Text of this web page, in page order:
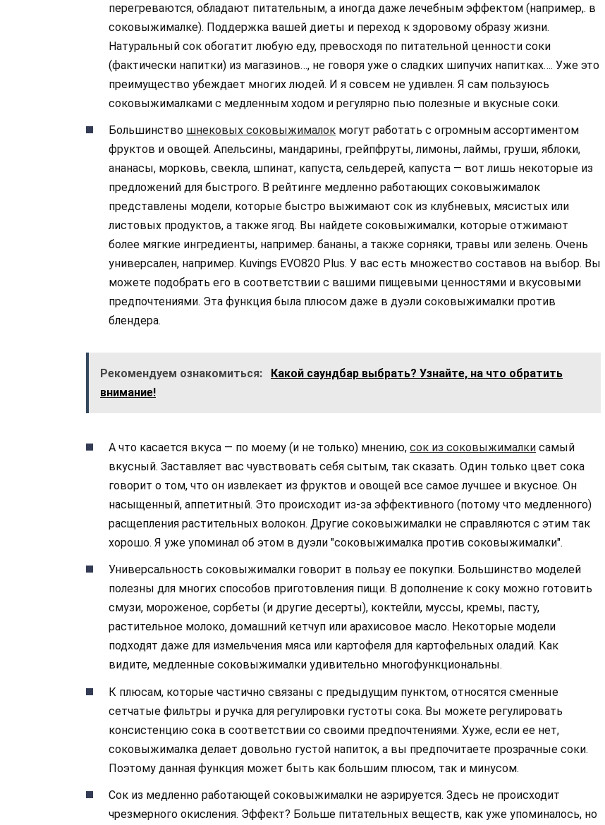
перегреваются, обладают питательным, а иногда даже лечебным эффектом (например,. в
соковыжималке). Поддержка вашей диеты и переход к здоровому образу жизни.
Натуральный сок обогатит любую еду, превосходя по питательной ценности соки
(фактически напитки) из магазинов…, не говоря уже о сладких шипучих напитках…. Уже это
преимущество убеждает многих людей. И я совсем не удивлен. Я сам пользуюсь
соковыжималками с медленным ходом и регулярно пью полезные и вкусные соки.
Большинство шнековых соковыжималок могут работать с огромным ассортиментом
фруктов и овощей. Апельсины, мандарины, грейпфруты, лимоны, лаймы, груши, яблоки,
ананасы, морковь, свекла, шпинат, капуста, сельдерей, капуста — вот лишь некоторые из
предложений для быстрого. В рейтинге медленно работающих соковыжималок
представлены модели, которые быстро выжимают сок из клубневых, мясистых или
листовых продуктов, а также ягод. Вы найдете соковыжималки, которые отжимают
более мягкие ингредиенты, например. бананы, а также сорняки, травы или зелень. Очень
универсален, например. Kuvings EVO820 Plus. У вас есть множество составов на выбор. Вы
можете подобрать его в соответствии с вашими пищевыми ценностями и вкусовыми
предпочтениями. Эта функция была плюсом даже в дуэли соковыжималки против
блендера.
Рекомендуем ознакомиться:
Какой саундбар выбрать? Узнайте, на что обратить
внимание!
А что касается вкуса — по моему (и не только) мнению, сок из соковыжималки самый
вкусный. Заставляет вас чувствовать себя сытым, так сказать. Один только цвет сока
говорит о том, что он извлекает из фруктов и овощей все самое лучшее и вкусное. Он
насыщенный, аппетитный. Это происходит из-за эффективного (потому что медленного)
расщепления растительных волокон. Другие соковыжималки не справляются с этим так
хорошо. Я уже упоминал об этом в дуэли "соковыжималка против соковыжималки".
Универсальность соковыжималки говорит в пользу ее покупки. Большинство моделей
полезны для многих способов приготовления пищи. В дополнение к соку можно готовить
смузи, мороженое, сорбеты (и другие десерты), коктейли, муссы, кремы, пасту,
растительное молоко, домашний кетчуп или арахисовое масло. Некоторые модели
подходят даже для измельчения мяса или картофеля для картофельных оладий. Как
видите, медленные соковыжималки удивительно многофункциональны.
К плюсам, которые частично связаны с предыдущим пунктом, относятся сменные
сетчатые фильтры и ручка для регулировки густоты сока. Вы можете регулировать
консистенцию сока в соответствии со своими предпочтениями. Хуже, если ее нет,
соковыжималка делает довольно густой напиток, а вы предпочитаете прозрачные соки.
Поэтому данная функция может быть как большим плюсом, так и минусом.
Сок из медленно работающей соковыжималки не аэрируется. Здесь не происходит
чрезмерного окисления. Эффект? Больше питательных веществ, как уже упоминалось, но